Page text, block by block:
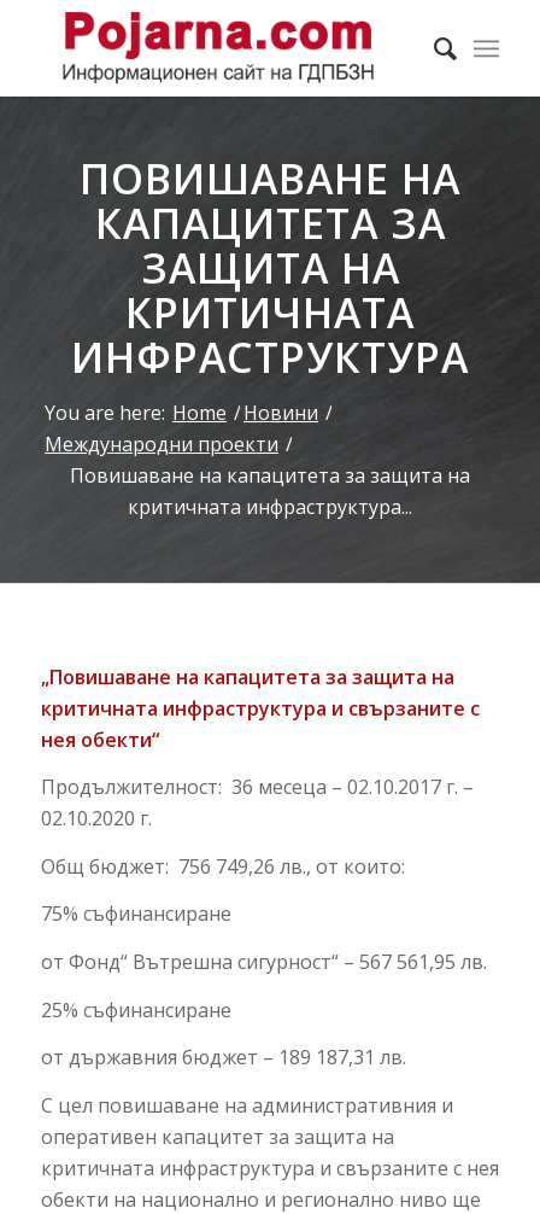
ПОВИШАВАНЕ НА
КАПАЦИТЕТА ЗА
ЗАЩИТА НА
КРИТИЧНАТА
ИНФРАСТРУКТУРА
You are here: Home /Новини /
Международни проекти /
Повишаване на капацитета за защита на
критичната инфраструктура...
„Повишаване на капацитета за защита на
критичната инфраструктура и свързаните с
нея обекти“
Продължителност: 36 месеца – 02.10.2017 г. –
02.10.2020 г.
Общ бюджет: 756 749,26 лв., от които:
75% съфинансиране
от Фонд“ Вътрешна сигурност“ – 567 561,95 лв.
25% съфинансиране
от държавния бюджет – 189 187,31 лв.
С цел повишаване на административния и
оперативен капацитет за защита на
критичната инфраструктура и свързаните с нея
обекти на национално и регионално ниво ще